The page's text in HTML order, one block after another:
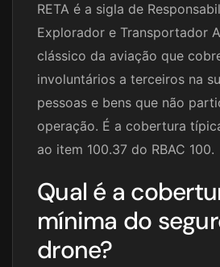
RETA é a sigla de
Explorador e Transportador
clássico da aviação que
involuntários a terceiros na
pessoas e bens que não
operação. É a cobertura
ao item 100.37 do RBAC 100.
Qual é a
mínima do
drone?